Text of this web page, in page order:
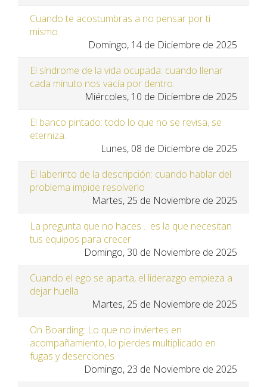
Cuando te acostumbras a no pensar por ti
mismo.
Domingo, 14 de Diciembre de 2025
El síndrome de la vida ocupada: cuando llenar
cada minuto nos vacía por dentro.
Miércoles, 10 de Diciembre de 2025
El banco pintado: todo lo que no se revisa, se
eterniza.
Lunes, 08 de Diciembre de 2025
El laberinto de la descripción: cuando hablar del
problema impide resolverlo
Martes, 25 de Noviembre de 2025
La pregunta que no haces… es la que necesitan
tus equipos para crecer
Domingo, 30 de Noviembre de 2025
Cuando el ego se aparta, el liderazgo empieza a
dejar huella
Martes, 25 de Noviembre de 2025
On Boarding: Lo que no inviertes en
acompañamiento, lo pierdes multiplicado en
fugas y deserciones
Domingo, 23 de Noviembre de 2025